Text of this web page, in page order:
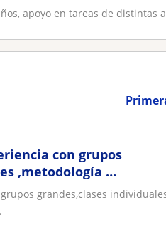
apoyo en tareas de distintas
con grupos
,metodología de
didáctica
muy
también
grandes,clases